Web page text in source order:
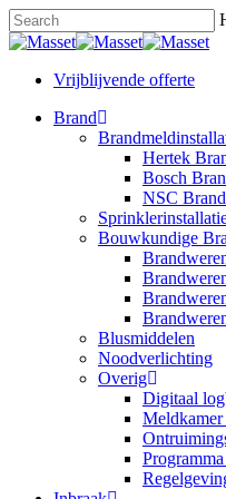
Skip
to
content
Close
Vrijblijvende offerte
Menu
Brand
Hertek
Bosch
NSC
Bouwkundige
Blusmiddelen
Noodverlichting
Overig
Digitaal